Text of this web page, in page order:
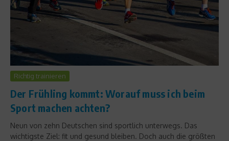
Richtig trainieren
Der Frühling kommt: Worauf muss ich beim
Sport machen achten?
Neun von zehn Deutschen sind sportlich unterwegs. Das
wichtigste Ziel: fit und gesund bleiben. Doch auch die größten